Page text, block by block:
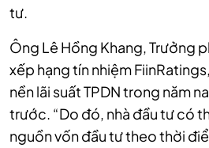
tư.
Ông Lê Hồng Khang, Trưởng
xếp hạng tín nhiệm
nền lãi suất TPDN trong năm
trước. “Do đó, nhà đầu tư có
nguồn vốn đầu tư theo thời